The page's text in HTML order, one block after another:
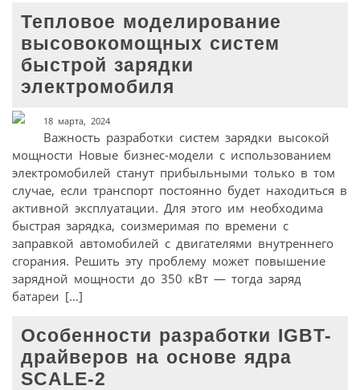
Тепловое моделирование
высовокомощных систем
быстрой зарядки
электромобиля
18 марта, 2024
Важность разработки систем зарядки высокой
мощности Новые бизнес-модели с использованием
электромобилей станут прибыльными только в том
случае, если транспорт постоянно будет находиться в
активной эксплуатации. Для этого им необходима
быстрая зарядка, соизмеримая по времени с
заправкой автомобилей с двигателями внутреннего
сгорания. Решить эту проблему может повышение
зарядной мощности до 350 кВт — тогда заряд
батареи […]
Особенности разработки IGBT-
драйверов на основе ядра
SCALE-2